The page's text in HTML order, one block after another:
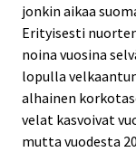
jonkin aikaa
Erityisesti
noina vuosina
lopulla
alhainen
velat kasvoivat
mutta vuodesta